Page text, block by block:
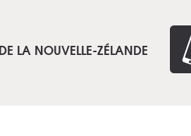
LA NOUVELLE-ZÉLANDE